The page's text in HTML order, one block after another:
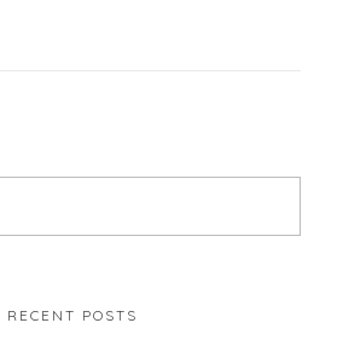
RECENT POSTS